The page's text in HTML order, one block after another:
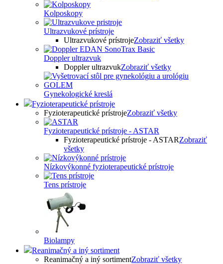
Kolposkopy
Ultrazvukové prístroje
Ultrazvukové prístrojeZobraziť všetky
Doppler ultrazvuk
Doppler ultrazvukZobraziť všetky
Gynekologické kreslá
Fyzioterapeutické prístroje
Fyzioterapeutické prístrojeZobraziť všetky
Fyzioterapeutické prístroje - ASTAR
Fyzioterapeutické prístroje - ASTARZobraziť
všetky
Nízkovýkonné fyzioterapeutické prístroje
Tens prístroje
Biolampy
Reanimačný a iný sortiment
Reanimačný a iný sortimentZobraziť všetky